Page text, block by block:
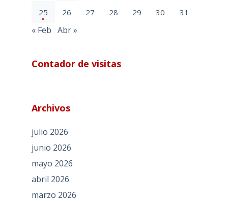
25 26 27 28 29 30 31
« Feb Abr »
Contador de visitas
Archivos
julio 2026
junio 2026
mayo 2026
abril 2026
marzo 2026